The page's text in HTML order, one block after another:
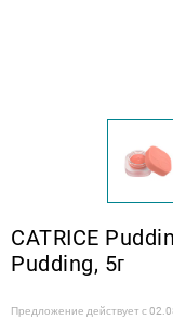
CATRICE
Pudding, 5г
Предложение действует с